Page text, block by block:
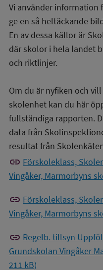
Vi använder
ge en så heltäckande
En av dessa källor är
där skolor i hela landet
och riktlinjer.
Om du är nyfiken och
skolenhet kan du här
fullständiga rapporten.
data från
resultat från
link Förskoleklass,
Vingåker, Marmorbyns
link Förskoleklass,
Vingåker, Marmorbyns
link Regelb. tillsyn
Grundskolan Vingåker
211 kB)